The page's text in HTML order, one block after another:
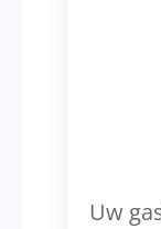
Uw